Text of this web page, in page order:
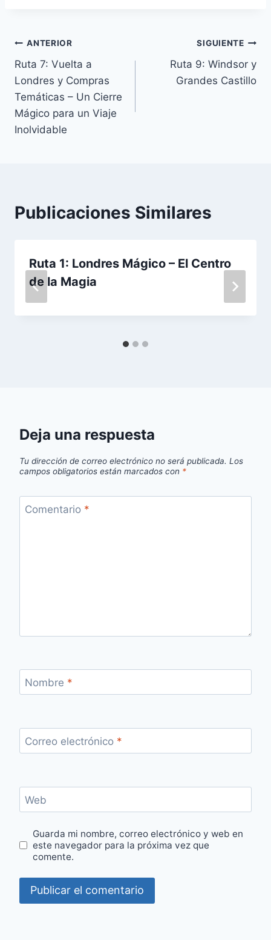
Navegación
de
entradas
ANTERIOR
Ruta 7: Vuelta a
Londres y Compras
Temáticas – Un Cierre
Mágico para un Viaje
Inolvidable
SIGUIENTE
Ruta 9: Windsor y
Grandes Castillo
Publicaciones Similares
Ruta 1: Londres Mágico – El Centro
de la Magia
Deja una respuesta
Tu dirección de correo electrónico no será publicada. Los
campos obligatorios están marcados con *
Comentario *
Nombre *
Correo electrónico *
Web
Guarda mi nombre, correo electrónico y web en
este navegador para la próxima vez que
comente.